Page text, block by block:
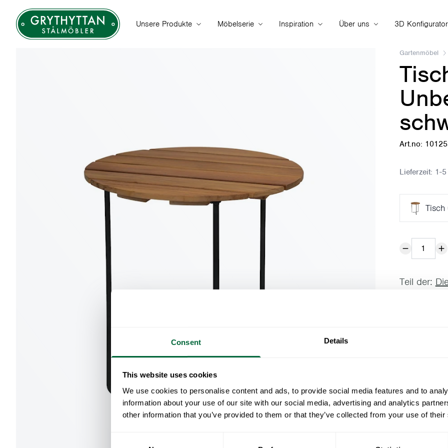
Consent Details
This website uses cookies
We use cookies to personalise content and ads, to provide social media features and to
information about your use of our site with our social media, advertising and analytics
other information that you’ve provided to them or that they’ve collected from your use of
Unsere Produkte Möbelserie Inspiration Über uns 3D Konfigurator
Gartenmöbel
Art.no:
Lieferzeit: 1-
Tisch
Teil der:
Table 6B
diameter.
lacquered
Höhe:
Tiefe:
Gewicht:
»
Wartung
Was Sie